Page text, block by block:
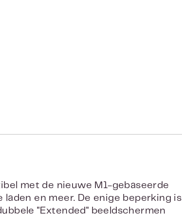
met de nieuwe M1-gebaseerde
en meer. De enige beperking is
"Extended" beeldschermen